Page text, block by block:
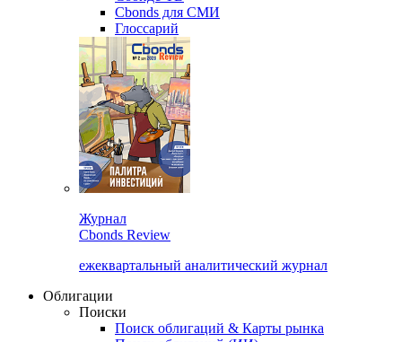
Новости & Research Hub
Новости рынка
Research Hub
Сбондс-ТВ
Cbonds для СМИ
Глоссарий
Cbonds Review
ежеквартальный аналитический журнал